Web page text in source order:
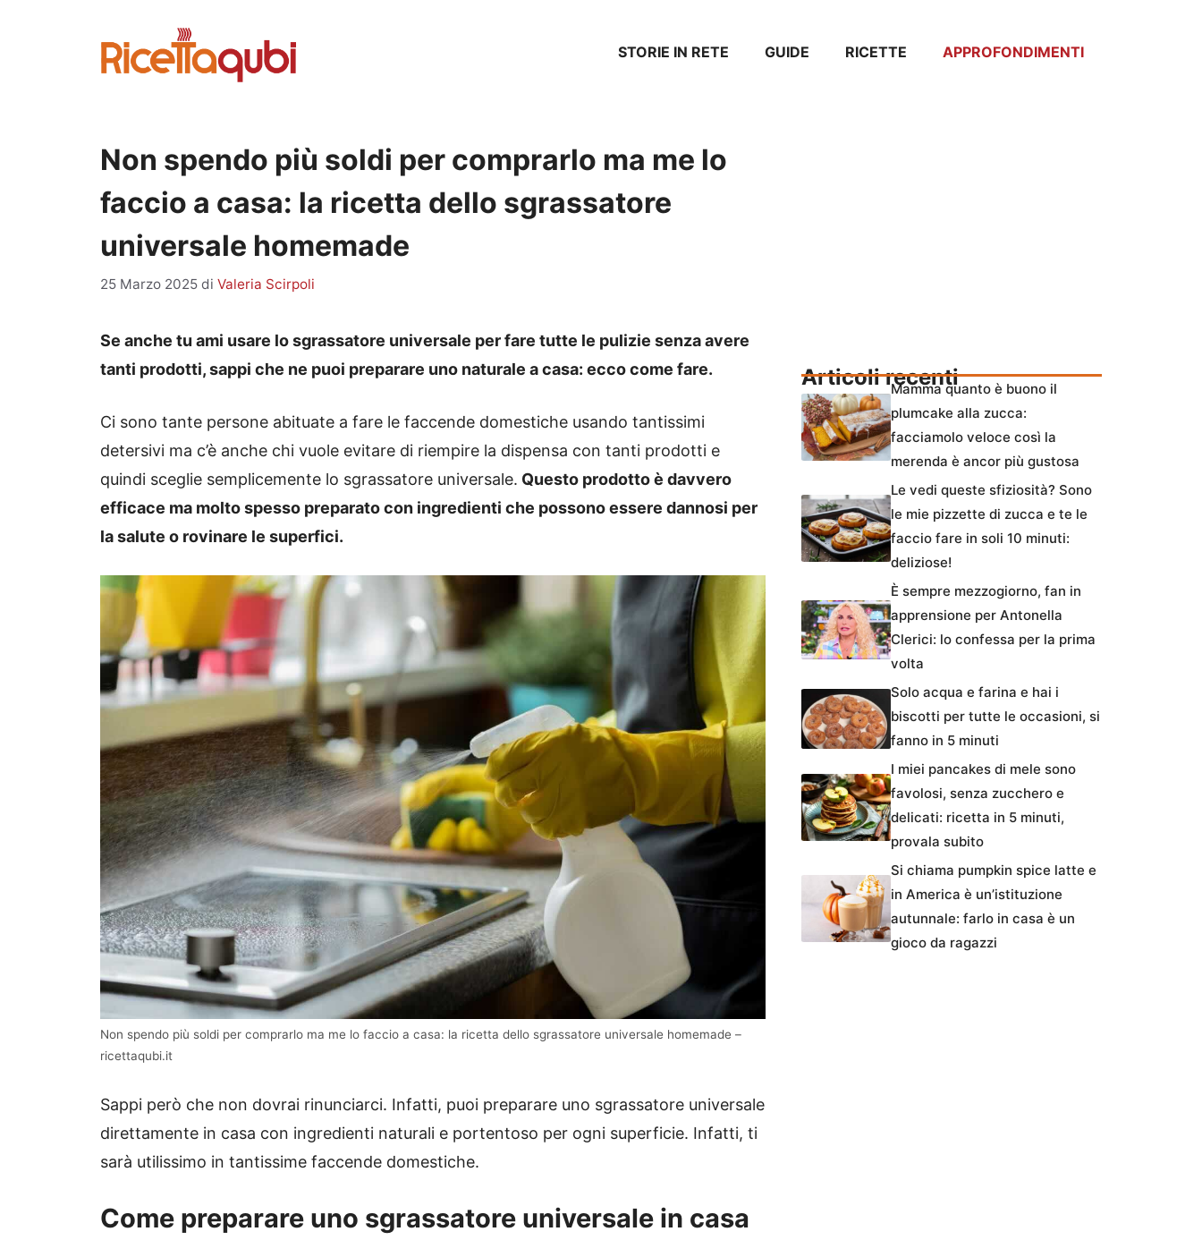
STORIE IN RETE GUIDE RICETTE APPROFONDIMENTI
Non spendo più soldi per comprarlo ma me lo
faccio a casa: la ricetta dello sgrassatore
universale homemade
25 Marzo 2025 di Valeria Scirpoli
Se anche tu ami usare lo sgrassatore universale per fare tutte le pulizie senza avere
tanti prodotti, sappi che ne puoi preparare uno naturale a casa: ecco come fare.
Ci sono tante persone abituate a fare le faccende domestiche usando tantissimi
detersivi ma c’è anche chi vuole evitare di riempire la dispensa con tanti prodotti e
quindi sceglie semplicemente lo sgrassatore universale. Questo prodotto è davvero
efficace ma molto spesso preparato con ingredienti che possono essere dannosi per
la salute o rovinare le superfici.
Non spendo più soldi per comprarlo ma me lo faccio a casa: la ricetta dello sgrassatore universale homemade –
ricettaqubi.it
Sappi però che non dovrai rinunciarci. Infatti, puoi preparare uno sgrassatore universale
direttamente in casa con ingredienti naturali e portentoso per ogni superficie. Infatti, ti
sarà utilissimo in tantissime faccende domestiche.
Come preparare uno sgrassatore universale in casa
Articoli recentiMamma quanto è buono il
plumcake alla zucca:
facciamolo veloce così la
merenda è ancor più gustosa
Le vedi queste sfiziosità? Sono
le mie pizzette di zucca e te le
faccio fare in soli 10 minuti:
deliziose!
È sempre mezzogiorno, fan in
apprensione per Antonella
Clerici: lo confessa per la prima
volta
Solo acqua e farina e hai i
biscotti per tutte le occasioni, si
fanno in 5 minuti
I miei pancakes di mele sono
favolosi, senza zucchero e
delicati: ricetta in 5 minuti,
provala subito
Si chiama pumpkin spice latte e
in America è un’istituzione
autunnale: farlo in casa è un
gioco da ragazzi